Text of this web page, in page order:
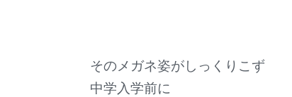
そのメガネ姿がしっくりこず
中学入学前に